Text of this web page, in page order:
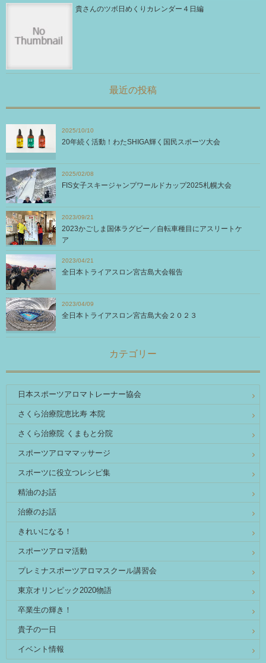
貴さんのツボ日めくりカレンダー４日編
最近の投稿
2025/10/10
20年続く活動！わたSHIGA輝く国民スポーツ大会
2025/02/08
FIS女子スキージャンプワールドカップ2025札幌大会
2023/09/21
2023かごしま国体ラグビー／自転車種目にアスリートケ
ア
2023/04/21
全日本トライアスロン宮古島大会報告
2023/04/09
全日本トライアスロン宮古島大会２０２３
カテゴリー
日本スポーツアロマトレーナー協会
さくら治療院恵比寿 本院
さくら治療院 くまもと分院
スポーツアロママッサージ
スポーツに役立つレシピ集
精油のお話
治療のお話
きれいになる！
スポーツアロマ活動
プレミナスポーツアロマスクール講習会
東京オリンピック2020物語
卒業生の輝き！
貴子の一日
イベント情報